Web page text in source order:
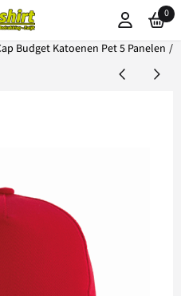
Kies instellingen of sta alle 0
Budget Katoenen Pet 5 Panelen /